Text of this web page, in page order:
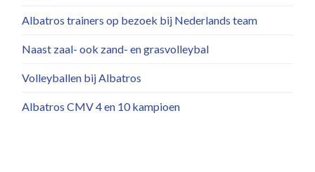
Albatros trainers op bezoek bij Nederlands team
Naast zaal- ook zand- en grasvolleybal
Volleyballen bij Albatros
Albatros CMV 4 en 10 kampioen